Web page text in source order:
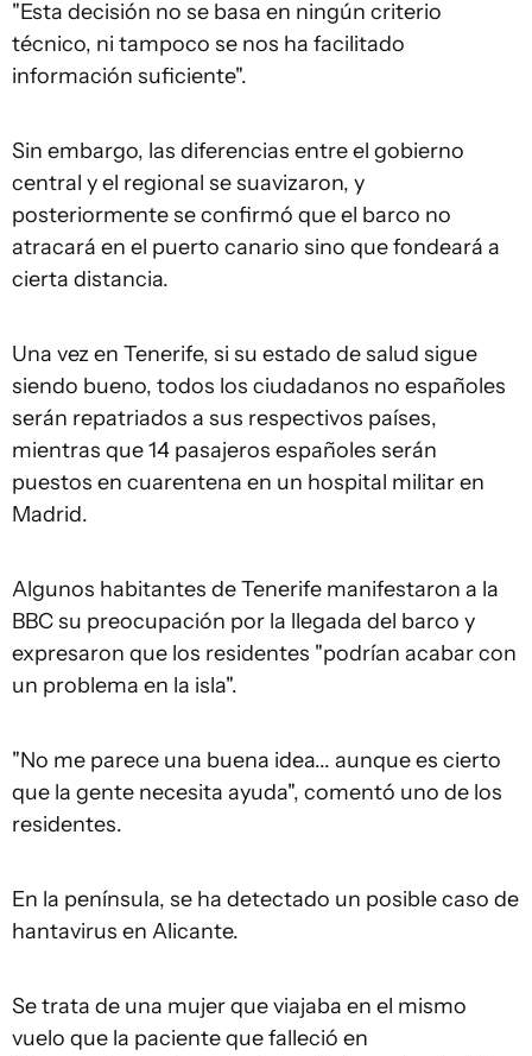
"Esta decisión no se basa en ningún criterio
técnico, ni tampoco se nos ha facilitado
información suficiente".
Sin embargo, las diferencias entre el gobierno
central y el regional se suavizaron, y
posteriormente se confirmó que el barco no
atracará en el puerto canario sino que fondeará a
cierta distancia.
Una vez en Tenerife, si su estado de salud sigue
siendo bueno, todos los ciudadanos no españoles
serán repatriados a sus respectivos países,
mientras que 14 pasajeros españoles serán
puestos en cuarentena en un hospital militar en
Madrid.
Algunos habitantes de Tenerife manifestaron a la
BBC su preocupación por la llegada del barco y
expresaron que los residentes "podrían acabar con
un problema en la isla".
"No me parece una buena idea... aunque es cierto
que la gente necesita ayuda", comentó uno de los
residentes.
En la península, se ha detectado un posible caso de
hantavirus en Alicante.
Se trata de una mujer que viajaba en el mismo
vuelo que la paciente que falleció en